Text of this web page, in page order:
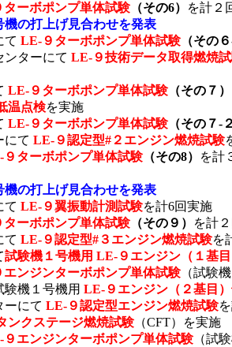
ターボポンプ単体試験（その6）
を計２
機の打上げ見合わせを発表
て LE-９ターボポンプ単体試験（その６
ンターにて LE-９技術データ取得燃焼
LE-９ターボポンプ単体試験（その７）
温点検を実施
LE-９ターボポンプ単体試験（その７-２
にて LE-９認定型#２エンジン燃焼試験
９ターボポンプ単体試験（その8）
を計
機の打上げ見合わせを発表
て LE-９翼振動計測試験を計6回実施
ーボポンプ単体試験（その９）
を計
て LE-９認定型#３エンジン燃焼試験を
試験機１号機用 LE-９エンジン（１基
エンジンターボポンプ単体試験（試験
験機１号機用 LE-９エンジン（２基目
ーにて LE-９認定型エンジン燃焼試験
ンクステージ燃焼試験（CFT）を実施
９エンジンターボポンプ単体試験（試